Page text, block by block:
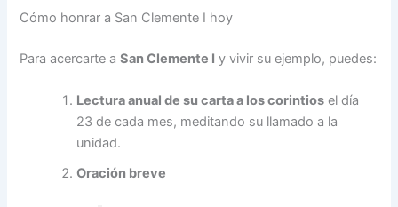
Cómo honrar a San Clemente I hoy
Para acercarte aSan Clemente I y vivir su ejemplo, puedes:
Lectura anual de su carta a los corintios el día
23 de cada mes, meditando su llamado a la
unidad.
Oración breve